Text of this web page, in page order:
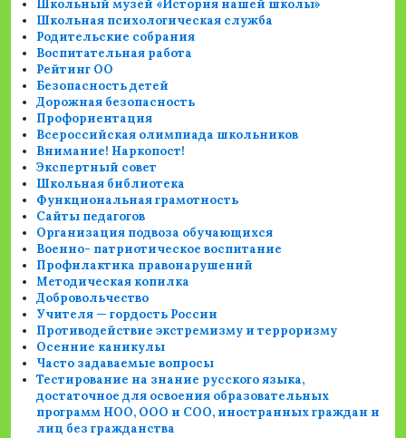
Школьный музей «История нашей школы»
Школьная психологическая служба
Родительские собрания
Воспитательная работа
Рейтинг ОО
Безопасность детей
Дорожная безопасность
Профориентация
Всероссийская олимпиада школьников
Внимание! Наркопост!
Экспертный совет
Школьная библиотека
Функциональная грамотность
Сайты педагогов
Организация подвоза обучающихся
Военно- патриотическое воспитание
Профилактика правонарушений
Методическая копилка
Добровольчество
Учителя — гордость России
Противодействие экстремизму и терроризму
Осенние каникулы
Часто задаваемые вопросы
Тестирование на знание русского языка,
достаточное для освоения образовательных
программ НОО, ООО и СОО, иностранных граждан и
лиц без гражданства